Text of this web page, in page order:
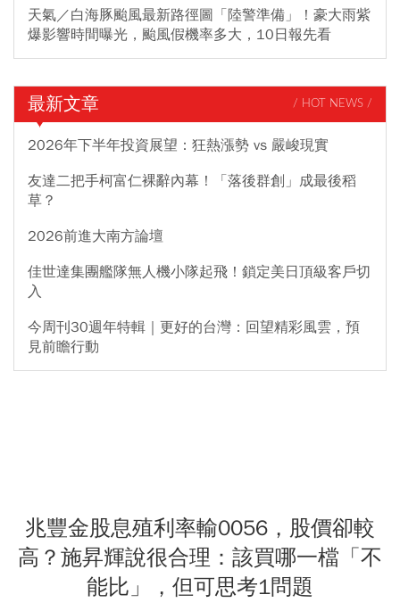
天氣／白海豚颱風最新路徑圖「陸警準備」！豪大雨紫
爆影響時間曝光，颱風假機率多大，10日報先看
最新文章 / HOT NEWS /
2026年下半年投資展望：狂熱漲勢 vs 嚴峻現實
友達二把手柯富仁裸辭內幕！「落後群創」成最後稻
草？
2026前進大南方論壇
佳世達集團艦隊無人機小隊起飛！鎖定美日頂級客戶切
入
今周刊30週年特輯｜更好的台灣：回望精彩風雲，預
見前瞻行動
兆豐金股息殖利率輸0056，股價卻較
高？施昇輝說很合理：該買哪一檔「不
能比」，但可思考1問題